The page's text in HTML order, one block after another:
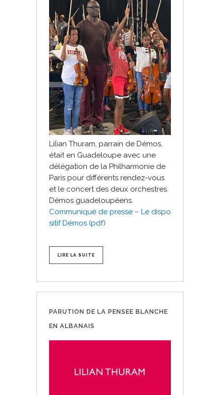
Lilian Thuram, parrain de Démos,
était en Guadeloupe avec une
délégation de la Philharmonie de
Paris pour différents rendez-vous
et le concert des deux orchestres
Démos guadeloupéens.
Communiqué de presse – Le dispo
sitif Démos (pdf)
LIRE LA SUITE
PARUTION DE LA PENSEE BLANCHE
EN ALBANAIS